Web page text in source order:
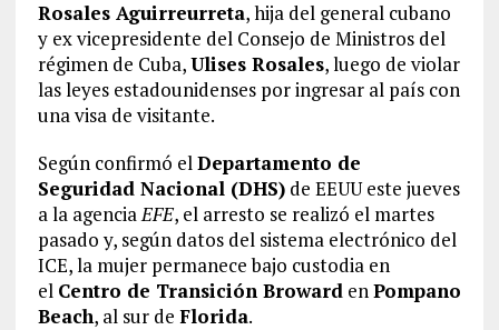
Rosales Aguirreurreta, hija del general cubano
y ex vicepresidente del Consejo de Ministros del
régimen de Cuba,Ulises Rosales, luego de violar
las leyes estadounidenses por ingresar al país con
una visa de visitante.
Según confirmó el Departamento de
Seguridad Nacional (DHS)de EEUU este jueves
a la agencia EFE, el arresto se realizó el martes
pasado y, según datos del sistema electrónico del
ICE, la mujer permanece bajo custodia en
el Centro de Transición Broward en Pompano
Beach, al sur de Florida.